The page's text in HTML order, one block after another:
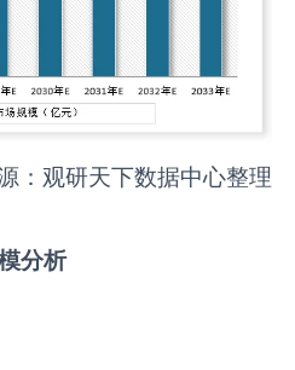
：观研天下数据中心整理
分析